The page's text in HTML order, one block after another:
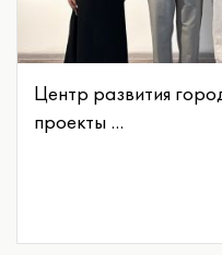
Центр развития
проекты ...